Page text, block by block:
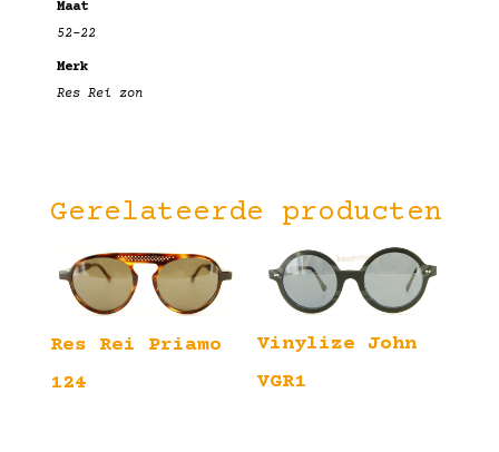
Maat
52-22
Merk
Res Rei zon
Gerelateerde producten
Res Rei Priamo
124
Vinylize John
VGR1